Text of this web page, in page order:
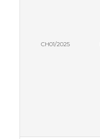
CH01/2025